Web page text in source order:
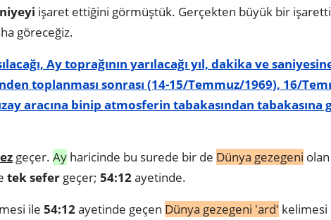
işaret ettiğini görmüştük. Gerçekten büyük bir işaretti.
göreceğiz.
Ay toprağının yarılacağı yıl, dakika ve
toplanması sonrası (14-15/Temmuz/1969), 16/
aracına binip atmosferin tabakasından tabakasına
geçer. Ay haricinde bu surede bir de Dünya gezegeni olan
tek sefer geçer; 54:12ayetinde.
ile 54:12ayetinde geçen Dünya gezegeni 'ard' kelimesi